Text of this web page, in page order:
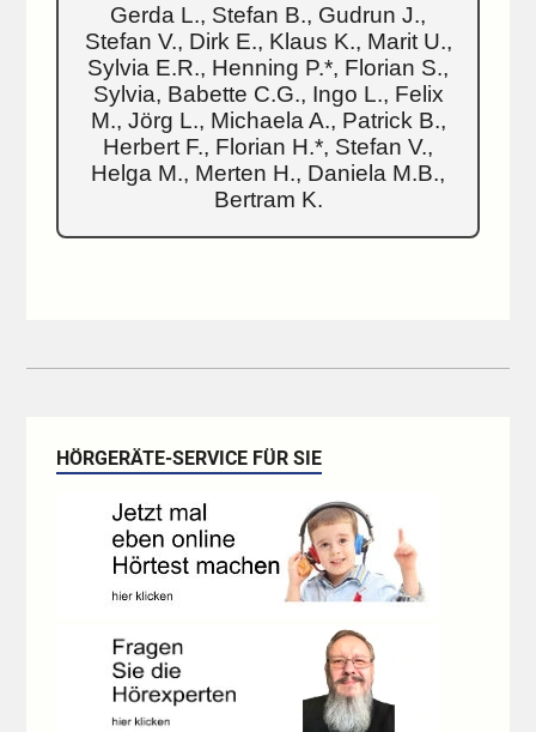
Gerda L., Stefan B., Gudrun J.,
Stefan V., Dirk E., Klaus K., Marit U.,
Sylvia E.R., Henning P.*, Florian S.,
Sylvia, Babette C.G., Ingo L., Felix
M., Jörg L., Michaela A., Patrick B.,
Herbert F., Florian H.*, Stefan V.,
Helga M., Merten H., Daniela M.B.,
Bertram K.
HÖRGERÄTE-SERVICE FÜR SIE